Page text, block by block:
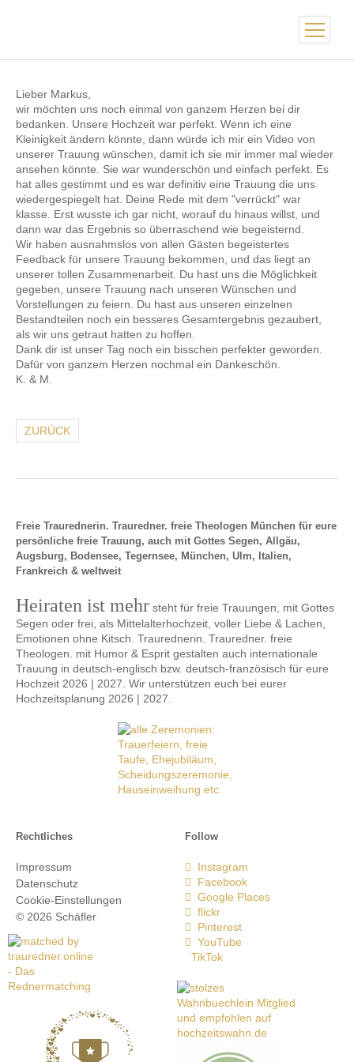
Lieber Markus,
wir möchten uns noch einmal von ganzem Herzen bei dir
bedanken. Unsere Hochzeit war perfekt. Wenn ich eine
Kleinigkeit ändern könnte, dann würde ich mir ein Video von
unserer Trauung wünschen, damit ich sie mir immer mal wieder
ansehen könnte. Sie war wunderschön und einfach perfekt. Es
hat alles gestimmt und es war definitiv eine Trauung die uns
wiedergespiegelt hat. Deine Rede mit dem "verrückt" war
klasse. Erst wusste ich gar nicht, worauf du hinaus willst, und
dann war das Ergebnis so überraschend wie begeisternd.
Wir haben ausnahmslos von allen Gästen begeistertes
Feedback für unsere Trauung bekommen, und das liegt an
unserer tollen Zusammenarbeit. Du hast uns die Möglichkeit
gegeben, unsere Trauung nach unseren Wünschen und
Vorstellungen zu feiern. Du hast aus unseren einzelnen
Bestandteilen noch ein besseres Gesamtergebnis gezaubert,
als wir uns getraut hatten zu hoffen.
Dank dir ist unser Tag noch ein bisschen perfekter geworden.
Dafür von ganzem Herzen nochmal ein Dankeschön.
K. & M.
ZURÜCK
Rechtliches
Impressum
Datenschutz
Cookie-Einstellungen
© 2026 Schäfler
Freie Traurednerin. Trauredner. freie Theologen München für eure
persönliche freie Trauung, auch mit Gottes Segen, Allgäu,
Augsburg, Bodensee, Tegernsee, München, Ulm, Italien,
Frankreich & weltweit
Heiraten ist mehr steht für freie Trauungen, mit Gottes
Segen oder frei, als Mittelalterhochzeit, voller Liebe & Lachen,
Emotionen ohne Kitsch. Traurednerin. Trauredner. freie
Theologen. mit Humor & Esprit gestalten auch internationale
Trauung in deutsch-englisch bzw. deutsch-französisch für eure
Hochzeit 2026 | 2027. Wir unterstützen euch bei eurer
Hochzeitsplanung 2026 | 2027.
Follow
Instagram
Facebook
Google Places
flickr
Pinterest
YouTube
TikTok